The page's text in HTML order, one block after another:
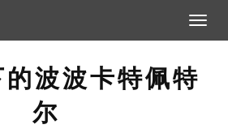
Toggle
波波卡特佩特
尔